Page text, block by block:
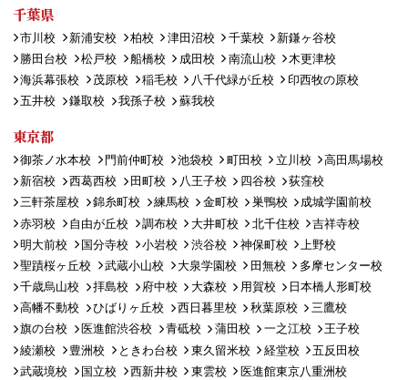
千葉県
市川校 新浦安校 柏校 津田沼校 千葉校
新鎌ヶ谷校
勝田台校
松戸校 船橋校 成田校 南流山校
木更津校
海浜幕張校
茂原校 稲毛校 八千代緑が丘校
印西牧の原校
五井校
鎌取校 我孫子校 蘇我校
東京都
御茶ノ水本校 門前仲町校 池袋校 町田校 立川校
高田馬場校
新宿校
西葛西校 田町校 八王子校 四谷校
荻窪校
三軒茶屋校
錦糸町校 練馬校 金町校 巣鴨校
成城学園前校
赤羽校
自由が丘校 調布校 大井町校 北千住校
吉祥寺校
明大前校
国分寺校 小岩校 渋谷校 神保町校
上野校
聖蹟桜ヶ丘校
武蔵小山校 大泉学園校 田無校
多摩センター校
千歳烏山校
拝島校 府中校 大森校 用賀校
日本橋人形町校
高幡不動校
ひばりヶ丘校 西日暮里校 秋葉原校
三鷹校
旗の台校
医進館渋谷校 青砥校 蒲田校 一之江校
王子校
綾瀬校
豊洲校 ときわ台校 東久留米校 経堂校
五反田校
武蔵境校
国立校 西新井校 東雲校
医進館東京八重洲校